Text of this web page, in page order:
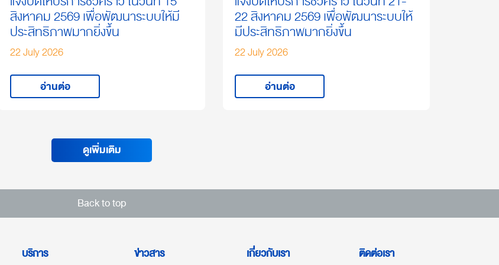
สิงหาคม 2569 เพื่อพัฒนาระบบให้มี
ประสิทธิภาพมากยิ่งขึ้น
22 July 2026
อ่านต่อ
22 สิงหาคม 2569 เพื่อพัฒนาระบบให้
มีประสิทธิภาพมากยิ่งขึ้น
22 July 2026
อ่านต่อ
ดูเพิ่มเติม
Back to top
บริการ ข่าวสาร เกี่ยวกับเรา ติดต่อเรา